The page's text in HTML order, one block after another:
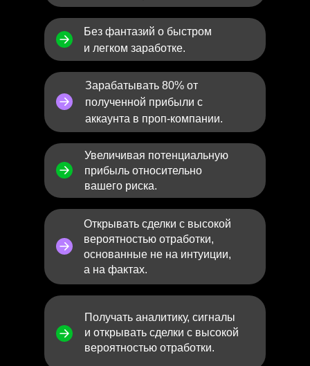
Без фантазий о быстром
и легком заработке.
Увеличивая потенциальную
прибыль относительно
вашего риска.
Зарабатывать 80% от
полученной прибыли с
аккаунта в проп-компании.
Получать аналитику, сигналы
и открывать сделки с высокой
вероятностью отработки.
Открывать сделки с высокой
вероятностью отработки,
основанные не на интуиции,
а на фактах.